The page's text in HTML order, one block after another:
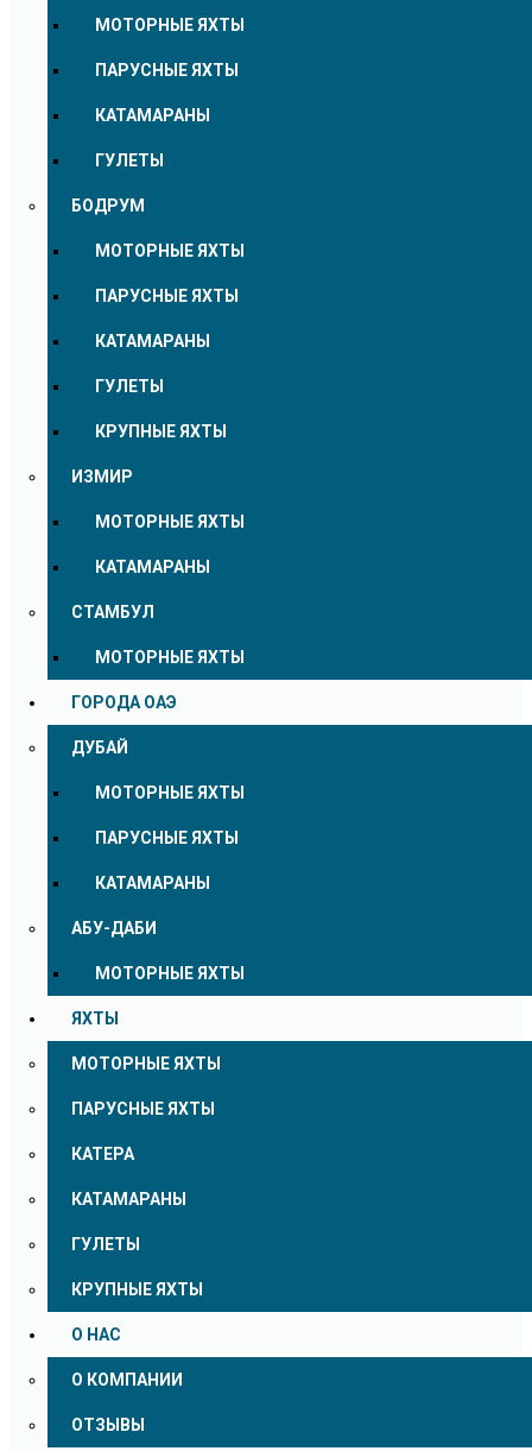
МОТОРНЫЕ ЯХТЫ
ПАРУСНЫЕ ЯХТЫ
КАТАМАРАНЫ
ГУЛЕТЫ
БОДРУМ
МОТОРНЫЕ ЯХТЫ
ПАРУСНЫЕ ЯХТЫ
КАТАМАРАНЫ
ГУЛЕТЫ
КРУПНЫЕ ЯХТЫ
ИЗМИР
МОТОРНЫЕ ЯХТЫ
КАТАМАРАНЫ
СТАМБУЛ
МОТОРНЫЕ ЯХТЫ
ГОРОДА ОАЭ
ДУБАЙ
МОТОРНЫЕ ЯХТЫ
ПАРУСНЫЕ ЯХТЫ
КАТАМАРАНЫ
АБУ-ДАБИ
МОТОРНЫЕ ЯХТЫ
ЯХТЫ
МОТОРНЫЕ ЯХТЫ
ПАРУСНЫЕ ЯХТЫ
КАТЕРА
КАТАМАРАНЫ
ГУЛЕТЫ
КРУПНЫЕ ЯХТЫ
О НАС
О КОМПАНИИ
ОТЗЫВЫ